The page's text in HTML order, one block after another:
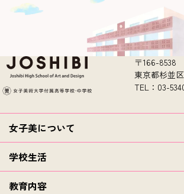
〒166-8538
東京都杉並
TEL：03-
女子美について
学校生活
教育内容